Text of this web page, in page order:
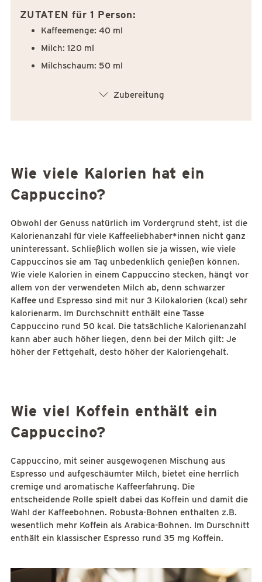
ZUTATEN für 1 Person:
Kaffeemenge: 40 ml
Milch: 120 ml
Milchschaum: 50 ml
arrow_down Zubereitung
Wie viele Kalorien hat ein
Cappuccino?
Obwohl der Genuss natürlich im Vordergrund steht, ist die
Kalorienanzahl für viele Kaffeeliebhaber*innen nicht ganz
uninteressant. Schließlich wollen sie ja wissen, wie viele
Cappuccinos sie am Tag unbedenklich genießen können.
Wie viele Kalorien in einem Cappuccino stecken, hängt vor
allem von der verwendeten Milch ab, denn schwarzer
Kaffee und Espresso sind mit nur 3 Kilokalorien (kcal) sehr
kalorienarm. Im Durchschnitt enthält eine Tasse
Cappuccino rund 50 kcal. Die tatsächliche Kalorienanzahl
kann aber auch höher liegen, denn bei der Milch gilt: Je
höher der Fettgehalt, desto höher der Kaloriengehalt.
Wie viel Koffein enthält ein
Cappuccino?
Cappuccino, mit seiner ausgewogenen Mischung aus
Espresso und aufgeschäumter Milch, bietet eine herrlich
cremige und aromatische Kaffeerfahrung. Die
entscheidende Rolle spielt dabei das Koffein und damit die
Wahl der Kaffeebohnen. Robusta-Bohnen enthalten z.B.
wesentlich mehr Koffein als Arabica-Bohnen. Im Durschnitt
enthält ein klassischer Espresso rund 35 mg Koffein.